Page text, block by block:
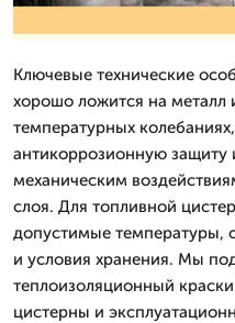
Ключевые технические
хорошо ложится на металл
температурных
антикоррозионную защиту
механическим
слоя. Для топливной
допустимые температуры,
и условия хранения. Мы
теплоизоляционный
цистерны и